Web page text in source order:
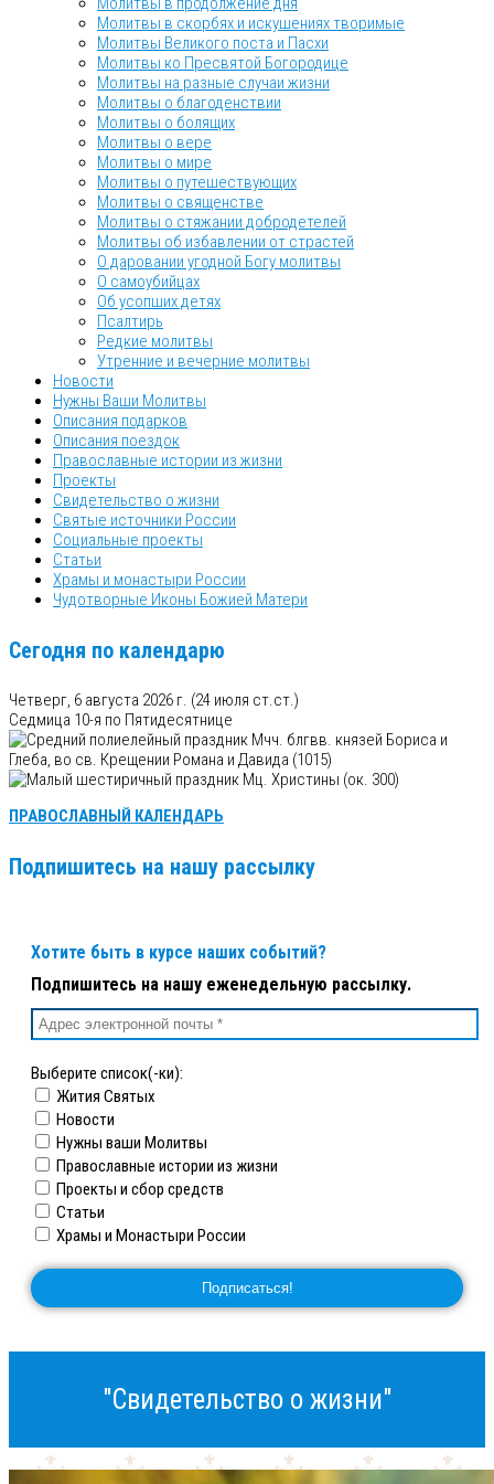
Молитвы в скорбях и искушениях творимые
Молитвы Великого поста и Пасхи
Молитвы ко Пресвятой Богородице
Молитвы на разные случаи жизни
Молитвы о благоденствии
Молитвы о болящих
Молитвы о вере
Молитвы о мире
Молитвы о путешествующих
Молитвы о священстве
Молитвы о стяжании добродетелей
Молитвы об избавлении от страстей
О даровании угодной Богу молитвы
О самоубийцах
Об усопших детях
Псалтирь
Редкие молитвы
Утренние и вечерние молитвы
Новости
Нужны Ваши Молитвы
Описания подарков
Описания поездок
Православные истории из жизни
Проекты
Свидетельство о жизни
Святые источники России
Социальные проекты
Статьи
Храмы и монастыри России
Чудотворные Иконы Божией Матери
Сегодня по календарю
Четверг, 6 августа 2026 г. (24 июля ст.ст.)
Седмица 10-я по Пятидесятнице
Мчч. блгвв. князей Бориса и
Глеба, во св. Крещении Романа и Давида (1015)
Мц. Христины (ок. 300)
ПРАВОСЛАВНЫЙ КАЛЕНДАРЬ
Подпишитесь на нашу рассылку
Хотите быть в курсе наших событий?
Подпишитесь на нашу еженедельную рассылку.
Выберите список(-ки):
Жития Святых
Новости
Нужны ваши Молитвы
Православные истории из жизни
Проекты и сбор средств
Статьи
Храмы и Монастыри России
"Свидетельство о жизни"